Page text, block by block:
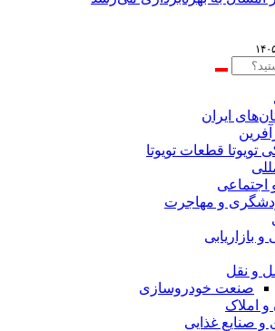
ایران
تویوتا قطعات تویوتا
و مهاجرت
و بازاریابی
و نقل
صنعت خودروسازی
املاک
و صنایع غذایی